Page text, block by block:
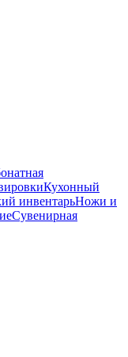
Кухонный
инвентарьНожи и
Сувенирная